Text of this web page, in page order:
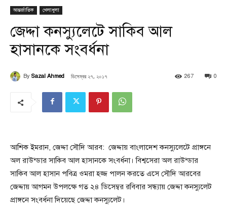
আন্তর্জাতিক খেলাধুলা
জেদ্দা কনস্যুলেটে সাকিব আল
হাসানকে সংবর্ধনা
By Sazal Ahmed ডিসেম্বর ২৭, ২০১৭ 0
267
আশিক ইমরান, জেদ্দা সৌদি আরব: জেদ্দায় বাংলাদেশ কনস্যুলেটে প্রাঙ্গনে
অল রাউন্ডার সাকিব আল হাসানকে সংবর্ধনা। বিশ্বসেরা অল রাউন্ডার
সাকিব আল হাসান পবিত্র ওমরা হজ্জ পালন করতে এসে সৌদি আরবের
জেদ্দায় আগমন উপলক্ষে গত ২৪ ডিসেম্বর রবিবার সন্ধ্যায় জেদ্দা কনস্যুলেট
প্রাঙ্গনে সংবর্ধনা দিয়েছে জেদ্দা কনস্যুলেট।